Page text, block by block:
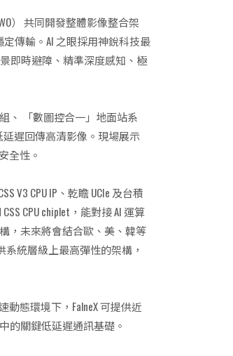
） 共同開發整體影像整合架
傳輸。AI 之眼採用神銳科技最
即時避障、精準深度感知、極
、 「數圖控合一」地面站系
遲回傳高清影像。現場展示
全性。
V3 CPU IP、乾瞻 UCIe 及台積
CPU chiplet，能對接 AI 運算
，未來將會結合歐、美、韓等
統層級上最高彈性的架構，
態環境下，FalneX 可提供近
的關鍵低延遲通訊基礎。